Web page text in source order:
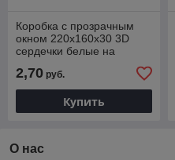
Коробка с прозрачным
окном 220х160х30 3D
сердечки белые на
2,70 руб.
Купить
О нас